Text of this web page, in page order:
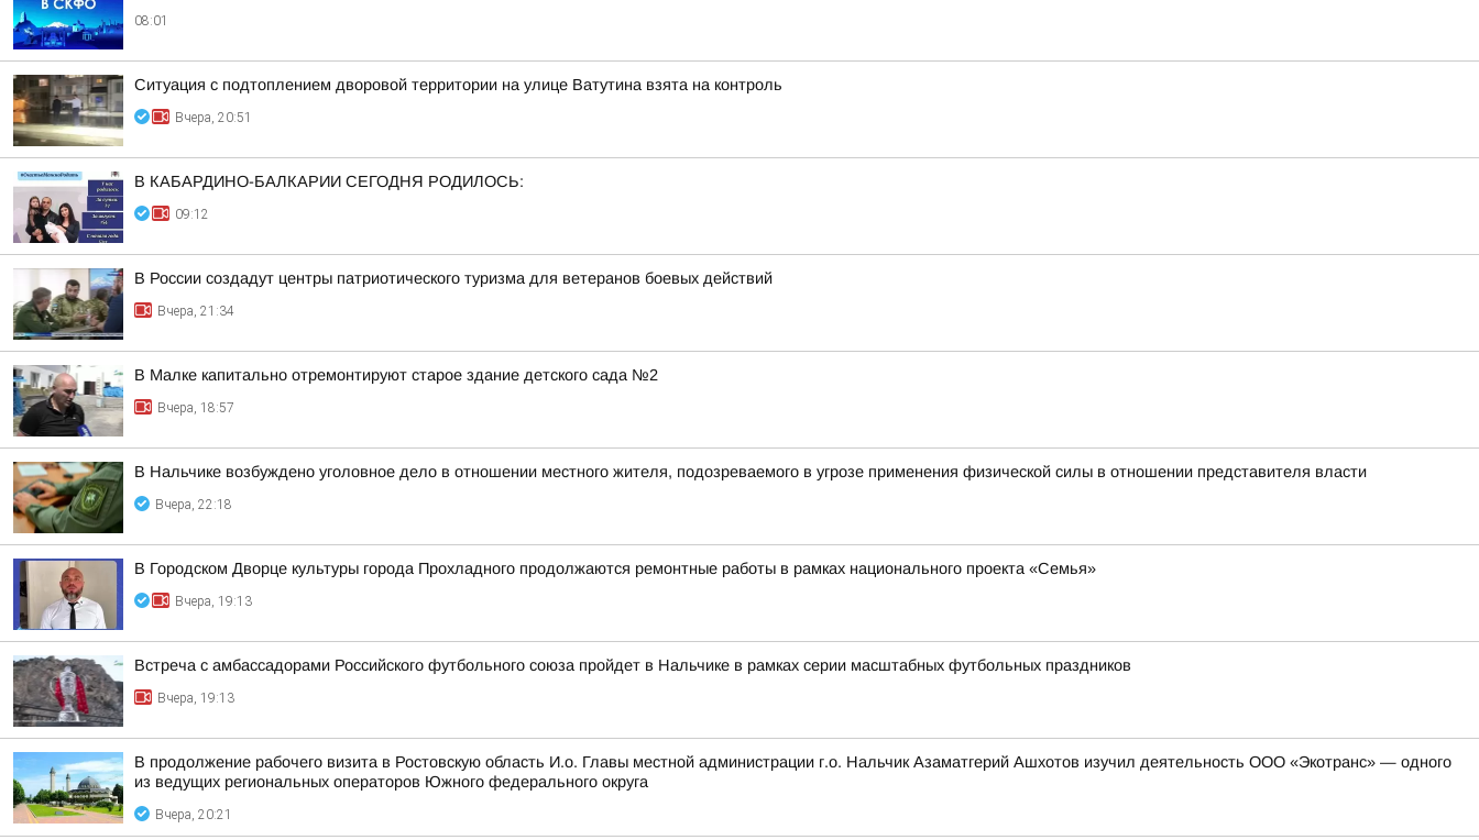
08:01
Ситуация с подтоплением дворовой территории на улице Ватутина взята на контроль
Вчера, 20:51
В КАБАРДИНО-БАЛКАРИИ СЕГОДНЯ РОДИЛОСЬ:
09:12
В России создадут центры патриотического туризма для ветеранов боевых действий
Вчера, 21:34
В Малке капитально отремонтируют старое здание детского сада №2
Вчера, 18:57
В Нальчике возбуждено уголовное дело в отношении местного жителя, подозреваемого в угрозе применения физической силы в отношении представителя власти
Вчера, 22:18
В Городском Дворце культуры города Прохладного продолжаются ремонтные работы в рамках национального проекта «Семья»
Вчера, 19:13
Встреча с амбассадорами Российского футбольного союза пройдет в Нальчике в рамках серии масштабных футбольных праздников
Вчера, 19:13
В продолжение рабочего визита в Ростовскую область И.о. Главы местной администрации г.о. Нальчик Азаматгерий Ашхотов изучил деятельность ООО «Экотранс» — одного
из ведущих региональных операторов Южного федерального округа
Вчера, 20:21